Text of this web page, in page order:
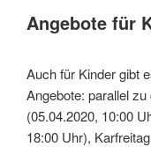
Angebote für
Auch für Kinder gibt
Angebote: parallel
(05.04.2020, 10:00
18:00 Uhr),